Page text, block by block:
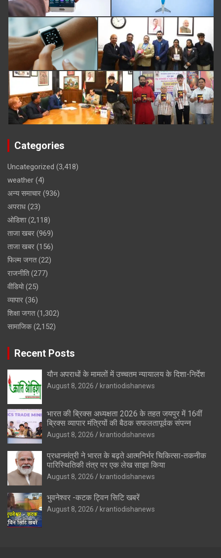
Categories
Uncategorized (3,418)
weather (4)
अन्य समाचार (936)
अपराध (23)
ओडिशा(2,118)
ताजा खबर (969)
ताजा खबर (156)
फिल्म जगत(22)
राजनीति(277)
वीडियो(25)
व्यापार (36)
शिक्षा जगत(1,302)
सामाजिक(2,152)
Recent Posts
यौन अपराधों के मामलों में उच्चतम न्यायालय के दिशा-निर्देश
August 8, 2026 krantiodishanews
भारत की ब्रिक्‍स अध्यक्षता 2026 के तहत जयपुर में 16वीं
ब्रिक्‍स व्यापार मंत्रियों की बैठक सफलतापूर्वक संपन्न
August 8, 2026 krantiodishanews
प्रधानमंत्री ने भारत के बढ़ते आत्मनिर्भर चिकित्सा-तकनीक
पारिस्थितिकी तंत्र पर एक लेख साझा किया
August 8, 2026 krantiodishanews
भुवनेश्वर -कटक ट्विन सिटि खबरें
August 8, 2026 krantiodishanews